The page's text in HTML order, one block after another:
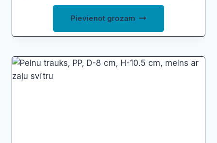
3,24 €.1,88 €.
Pievienot grozam